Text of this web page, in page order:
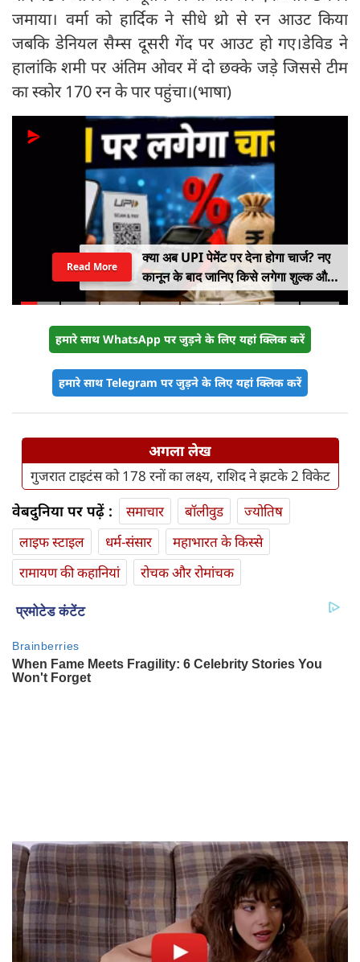
जमाया। वर्मा को हार्दिक ने सीधे थ्रो से रन आउट किया
जबकि डेनियल सैम्स दूसरी गेंद पर आउट हो गए।डेविड ने
हालांकि शमी पर अंतिम ओवर में दो छक्के जड़े जिससे टीम
का स्कोर 170 रन के पार पहुंचा।(भाषा)
क्या अब UPI पेमेंट पर देना होगा चार्ज? नए
कानून के बाद जानिए किसे लगेगा शुल्क और
किसे नहीं
Read More
हमारे साथ WhatsApp पर जुड़ने के लिए यहां क्लिक करें
हमारे साथ Telegram पर जुड़ने के लिए यहां क्लिक करें
अगला लेख
गुजरात टाइटंस को 178 रनों का लक्ष्य, राशिद ने झटके 2 विकेट
वेबदुनिया पर पढ़ें : समाचार बॉलीवुड
ज्योतिष
लाइफ स्‍टाइल
धर्म-संसार
महाभारत के किस्से
रामायण की कहानियां
रोचक और रोमांचक